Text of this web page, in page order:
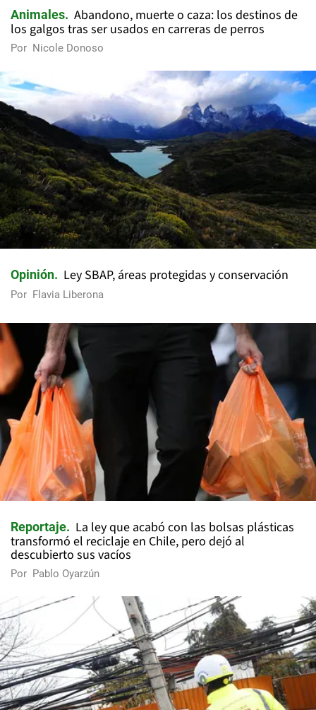
Animales
Abandono, muerte o caza: los destinos de
los galgos tras ser usados en carreras de perros
Por Nicole Donoso
Opinión Ley SBAP, áreas protegidas y conservación
Por Flavia Liberona
Reportaje
La ley que acabó con las bolsas plásticas
transformó el reciclaje en Chile, pero dejó al
descubierto sus vacíos
Por Pablo Oyarzún